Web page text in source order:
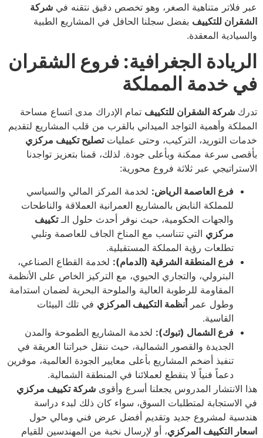
عبر فلاتر متناهية الصغر، وهو تخصص دقيق نتقنه في شركة
الشقران للتكييف بفضل سجلنا الحافل في المشاريع الطبية
والسيادية المعقدة.
الريادة الجغرافية: فروع الشقران
في خدمة المملكة
تدرك شركة الشقران للتكييف تمام الإدراك مدى اتساع مساحة
المملكة وأهمية التواجد الميداني بالقرب من قلب المشاريع لتقديم
خدمات التوريد، التركيب، وحتى عملياتتصليح تكييف مركزي
بأقصى سرعة ممكنة وبأعلى جودة. لذلك، قمنا بتعزيز تواجدنا
الاستراتيجي عبر ثلاثة فروع محورية:
فرع العاصمة الرياض: لخدمة المركز المالي والسياسي
للمملكة النابض بالمشاريع العمرانية العملاقة والناطحات
والجهات الحكومية، حيث نوفر أحدث حلول الـتكييف
مركزي التي تتناسب مع المناخ الجاف للعاصمة وتلبي
تطلعات رؤية المملكة المستقبلية.
فرع المنطقة الشرقية (الدمام): لخدمة القطاع الصناعي،
البترولي، والتجاري الحيوي، مع التركيز الخاص على الأنظمة
المقاومة للرطوبة العالية والملوحة البحرية لضمان استدامة
وطول عمرأنظمة التكييف المركزي في تلك البيئات
القاسية.
فرع الشمال (تبوك): لخدمة المشاريع الطموحة والمدن
الجديدة والقصور الشمالية، حيث ننقل خبراتنا العريقة في
تنفيذ أضخم المشاريع بأعلى معايير الجودة العالمية، موفرين
دعماً فنياً لا ينقطع لعملائنا في المنطقة الشمالية.
هذا الانتشار المدروس يجعلنا أسرع وأقوى شركة تكييف مركزي
في الاستجابة لمتطلبات السوق، سواء كان ذلك لبدء دراسة
هندسية لمشروع جديد وتقديم أفضل عرض فني ومالي حول
اسعار التكييف المركزي، أو لإرسال نخبة من المهندسين للقيام